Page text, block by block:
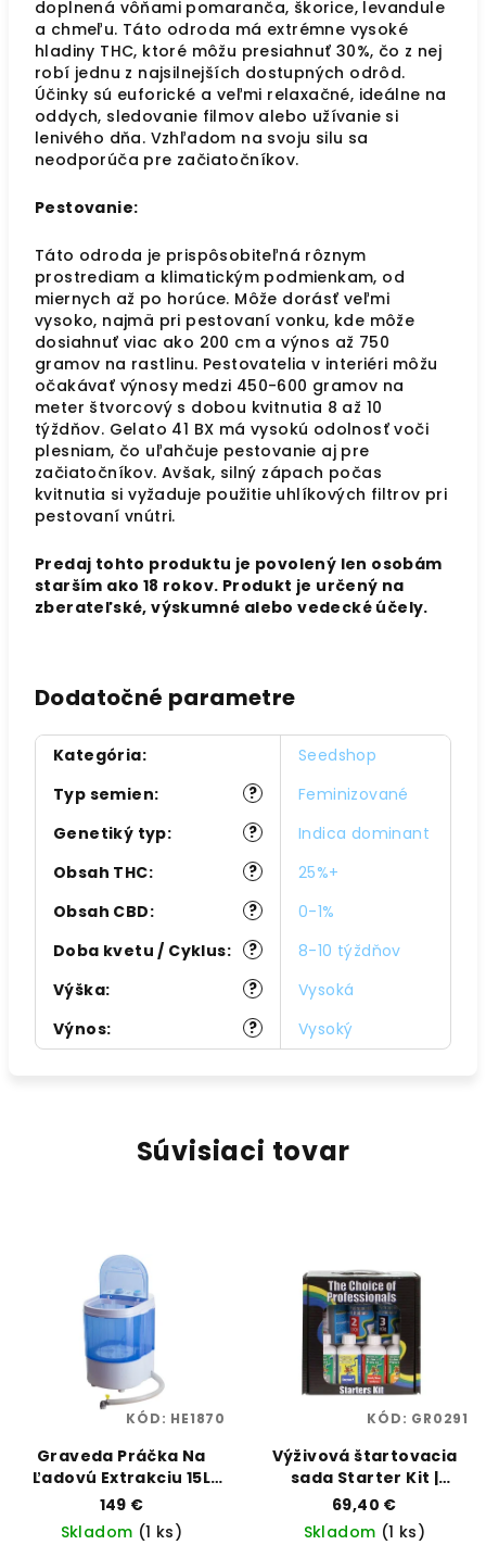
doplnená vôňami pomaranča, škorice, levandule
a chmeľu. Táto odroda má extrémne vysoké
hladiny THC, ktoré môžu presiahnuť 30%, čo z nej
robí jednu z najsilnejších dostupných odrôd.
Účinky sú euforické a veľmi relaxačné, ideálne na
oddych, sledovanie filmov alebo užívanie si
lenivého dňa. Vzhľadom na svoju silu sa
neodporúča pre začiatočníkov.
Pestovanie:
Táto odroda je prispôsobiteľná rôznym
prostrediam a klimatickým podmienkam, od
miernych až po horúce. Môže dorásť veľmi
vysoko, najmä pri pestovaní vonku, kde môže
dosiahnuť viac ako 200 cm a výnos až 750
gramov na rastlinu. Pestovatelia v interiéri môžu
očakávať výnosy medzi 450-600 gramov na
meter štvorcový s dobou kvitnutia 8 až 10
týždňov. Gelato 41 BX má vysokú odolnosť voči
plesniam, čo uľahčuje pestovanie aj pre
začiatočníkov. Avšak, silný zápach počas
kvitnutia si vyžaduje použitie uhlíkových filtrov pri
pestovaní vnútri.
Predaj tohto produktu je povolený len osobám
starším ako 18 rokov. Produkt je určený na
zberateľské, výskumné alebo vedecké účely.
Dodatočné parametre
Kategória:
Seedshop
?
Typ semien:
Feminizované
?
Genetiký typ:
Indica dominant
?
Obsah THC:
25%+
?
Obsah CBD:
0-1%
?
Doba kvetu / Cyklus:
8-10 týždňov
?
Výška:
Vysoká
?
Výnos: Vysoký
Súvisiaci tovar
Graveda Práčka Na
Ľadovú Extrakciu 15L
230V | GRAVEDA |
VAPORAMA
149 €
Skladom (1 ks)
KÓD: HE1870
Výživová štartovacia
sada Starter Kit |
Advanced Hydroponics
| Vaporama
69,40 €
Skladom (1 ks)
KÓD: GR0291